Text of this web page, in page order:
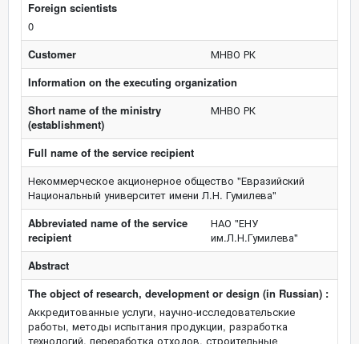
Foreign scientists
0
Customer
МНВО РК
Information on the executing organization
Short name of the ministry
(establishment)
МНВО РК
Full name of the service recipient
Некоммерческое акционерное общество "Евразийский
Национальный университет имени Л.Н. Гумилева"
Abbreviated name of the service
recipient
НАО "ЕНУ
им.Л.Н.Гумилева"
Abstract
The object of research, development or design (in Russian) :
Аккредитованные услуги, научно-исследовательские
работы, методы испытания продукции, разработка
технологий, переработка отходов, строительные